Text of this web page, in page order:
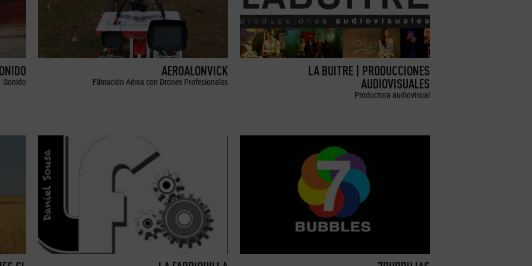
Sonido
AEROALONVICK
Filmación Aérea con Drones Profesionales
LA BUITRE | PRODUCCIONES
AUDIOVISUALES
Productora audiovisual